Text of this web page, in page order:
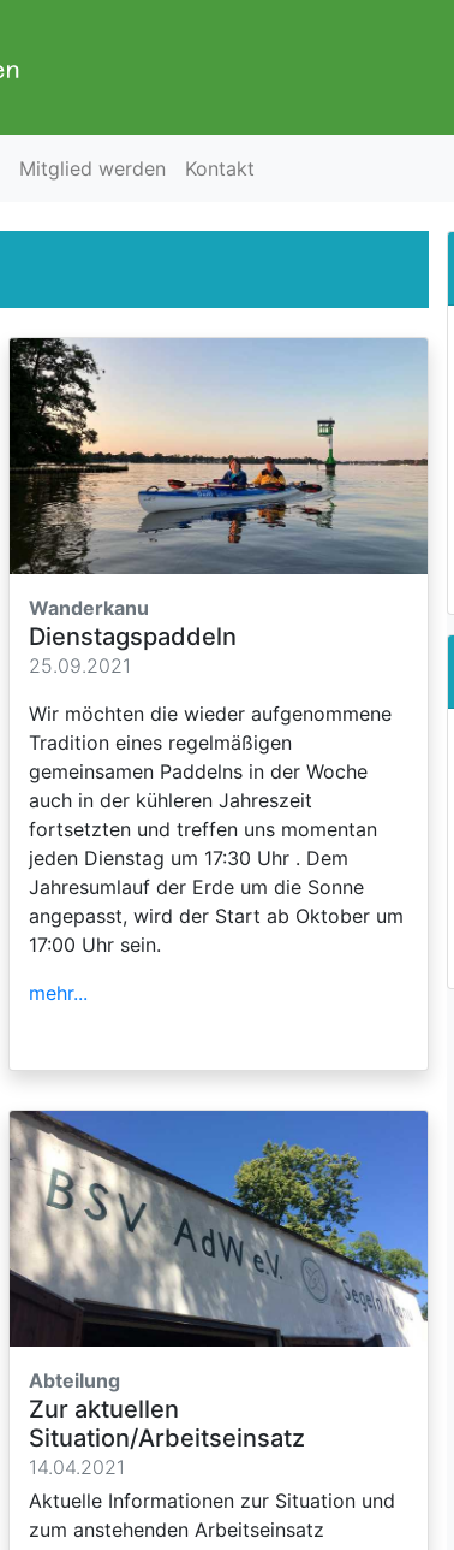
Mitglied werden Kontakt
Wanderkanu
Dienstagspaddeln
25.09.2021
Wir möchten die wieder aufgenommene
Tradition eines regelmäßigen
gemeinsamen Paddelns in der Woche
auch in der kühleren Jahreszeit
fortsetzten und treffen uns momentan
jeden Dienstag um 17:30 Uhr . Dem
Jahresumlauf der Erde um die Sonne
angepasst, wird der Start ab Oktober um
17:00 Uhr sein.
mehr...
Abteilung
Zur aktuellen
Situation/Arbeitseinsatz
14.04.2021
Aktuelle Informationen zur Situation und
zum anstehenden Arbeitseinsatz